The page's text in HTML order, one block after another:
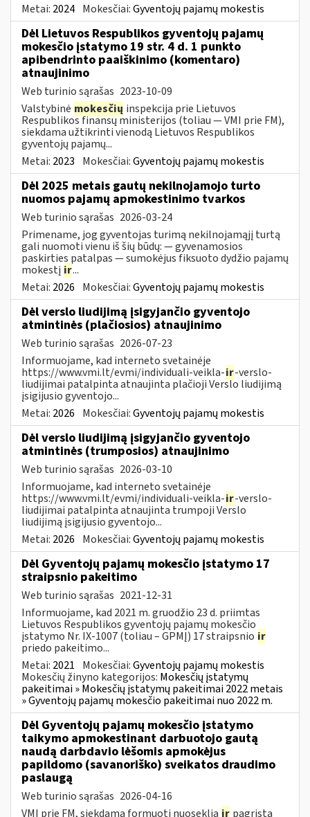
Metai: 2024 Mokesčiai:Gyventojų pajamų mokestis
Dėl Lietuvos Respublikos gyventojų pajamų
mokesčio įstatymo 19 str. 4 d. 1 punkto
apibendrinto paaiškinimo (komentaro)
atnaujinimo
Web turinio sąrašas 2023-10-09
Valstybinė mokesčių inspekcija prie Lietuvos
Respublikos finansų ministerijos (toliau — VMI prie FM),
siekdama užtikrinti vienodą Lietuvos Respublikos
gyventojų pajamų...
Metai: 2023 Mokesčiai:Gyventojų pajamų mokestis
Dėl 2025 metais gautų nekilnojamojo turto
nuomos pajamų apmokestinimo tvarkos
Web turinio sąrašas 2026-03-24
Primename, jog gyventojas turimą nekilnojamąjį turtą
gali nuomoti vienu iš šių būdų: — gyvenamosios
paskirties patalpas — sumokėjus fiksuoto dydžio pajamų
mokestį ir...
Metai: 2026 Mokesčiai:Gyventojų pajamų mokestis
Dėl verslo liudijimą įsigyjančio gyventojo
atmintinės (plačiosios) atnaujinimo
Web turinio sąrašas 2026-07-23
Informuojame, kad interneto svetainėje
https://www.vmi.lt/evmi/individuali-veikla-ir-verslo-
liudijimai patalpinta atnaujinta plačioji Verslo liudijimą
įsigijusio gyventojo...
Metai: 2026 Mokesčiai:Gyventojų pajamų mokestis
Dėl verslo liudijimą įsigyjančio gyventojo
atmintinės (trumposios) atnaujinimo
Web turinio sąrašas 2026-03-10
Informuojame, kad interneto svetainėje
https://www.vmi.lt/evmi/individuali-veikla-ir-verslo-
liudijimai patalpinta atnaujinta trumpoji Verslo
liudijimą įsigijusio gyventojo...
Metai: 2026 Mokesčiai:Gyventojų pajamų mokestis
Dėl Gyventojų pajamų mokesčio įstatymo 17
straipsnio pakeitimo
Web turinio sąrašas 2021-12-31
Informuojame, kad 2021 m. gruodžio 23 d. priimtas
Lietuvos Respublikos gyventojų pajamų mokesčio
įstatymo Nr. IX-1007 (toliau – GPMĮ) 17 straipsnio ir
priedo pakeitimo...
Metai: 2021 Mokesčiai:Gyventojų pajamų mokestis
Mokesčių žinyno kategorijos: Mokesčių įstatymų
pakeitimai » Mokesčių įstatymų pakeitimai 2022 metais
» Gyventojų pajamų mokesčio pakeitimai nuo 2022 m.
Dėl Gyventojų pajamų mokesčio įstatymo
taikymo apmokestinant darbuotojo gautą
naudą darbdavio lėšomis apmokėjus
papildomo (savanoriško) sveikatos draudimo
paslaugą
Web turinio sąrašas 2026-04-16
VMI prie FM, siekdama formuoti nuoseklią ir pagrįstą